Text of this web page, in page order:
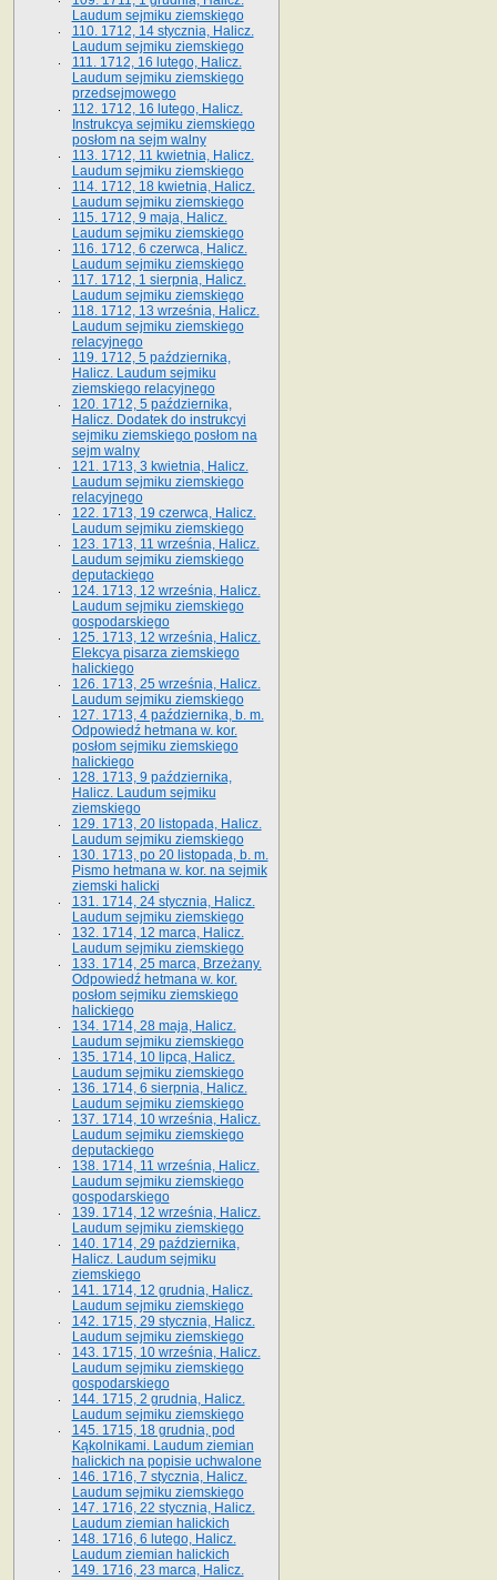
Laudum sejmiku ziemskiego
110. 1712, 14 stycznia, Halicz.
Laudum sejmiku ziemskiego
111. 1712, 16 lutego, Halicz.
Laudum sejmiku ziemskiego
przedsejmowego
112. 1712, 16 lutego, Halicz.
Instrukcya sejmiku ziemskiego
posłom na sejm walny
113. 1712, 11 kwietnia, Halicz.
Laudum sejmiku ziemskiego
114. 1712, 18 kwietnia, Halicz.
Laudum sejmiku ziemskiego
115. 1712, 9 maja, Halicz.
Laudum sejmiku ziemskiego
116. 1712, 6 czerwca, Halicz.
Laudum sejmiku ziemskiego
117. 1712, 1 sierpnia, Halicz.
Laudum sejmiku ziemskiego
118. 1712, 13 września, Halicz.
Laudum sejmiku ziemskiego
relacyjnego
119. 1712, 5 października,
Halicz. Laudum sejmiku
ziemskiego relacyjnego
120. 1712, 5 października,
Halicz. Dodatek do instrukcyi
sejmiku ziemskiego posłom na
sejm walny
121. 1713, 3 kwietnia, Halicz.
Laudum sejmiku ziemskiego
relacyjnego
122. 1713, 19 czerwca, Halicz.
Laudum sejmiku ziemskiego
123. 1713, 11 września, Halicz.
Laudum sejmiku ziemskiego
deputackiego
124. 1713, 12 września, Halicz.
Laudum sejmiku ziemskiego
gospodarskiego
125. 1713, 12 września, Halicz.
Elekcya pisarza ziemskiego
halickiego
126. 1713, 25 września, Halicz.
Laudum sejmiku ziemskiego
127. 1713, 4 października, b. m.
Odpowiedź hetmana w. kor.
posłom sejmiku ziemskiego
halickiego
128. 1713, 9 października,
Halicz. Laudum sejmiku
ziemskiego
129. 1713, 20 listopada, Halicz.
Laudum sejmiku ziemskiego
130. 1713, po 20 listopada, b. m.
Pismo hetmana w. kor. na sejmik
ziemski halicki
131. 1714, 24 stycznia, Halicz.
Laudum sejmiku ziemskiego
132. 1714, 12 marca, Halicz.
Laudum sejmiku ziemskiego
133. 1714, 25 marca, Brzeżany.
Odpowiedź hetmana w. kor.
posłom sejmiku ziemskiego
halickiego
134. 1714, 28 maja, Halicz.
Laudum sejmiku ziemskiego
135. 1714, 10 lipca, Halicz.
Laudum sejmiku ziemskiego
136. 1714, 6 sierpnia, Halicz.
Laudum sejmiku ziemskiego
137. 1714, 10 września, Halicz.
Laudum sejmiku ziemskiego
deputackiego
138. 1714, 11 września, Halicz.
Laudum sejmiku ziemskiego
gospodarskiego
139. 1714, 12 września, Halicz.
Laudum sejmiku ziemskiego
140. 1714, 29 października,
Halicz. Laudum sejmiku
ziemskiego
141. 1714, 12 grudnia, Halicz.
Laudum sejmiku ziemskiego
142. 1715, 29 stycznia, Halicz.
Laudum sejmiku ziemskiego
143. 1715, 10 września, Halicz.
Laudum sejmiku ziemskiego
gospodarskiego
144. 1715, 2 grudnia, Halicz.
Laudum sejmiku ziemskiego
145. 1715, 18 grudnia, pod
Kąkolnikami. Laudum ziemian
halickich na popisie uchwalone
146. 1716, 7 stycznia, Halicz.
Laudum sejmiku ziemskiego
147. 1716, 22 stycznia, Halicz.
Laudum ziemian halickich
148. 1716, 6 lutego, Halicz.
Laudum ziemian halickich
149. 1716, 23 marca, Halicz.